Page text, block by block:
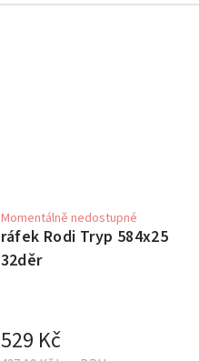
ráfek Rodi Tryp 584x25
32děr
Momentálně nedostupné
529 Kč